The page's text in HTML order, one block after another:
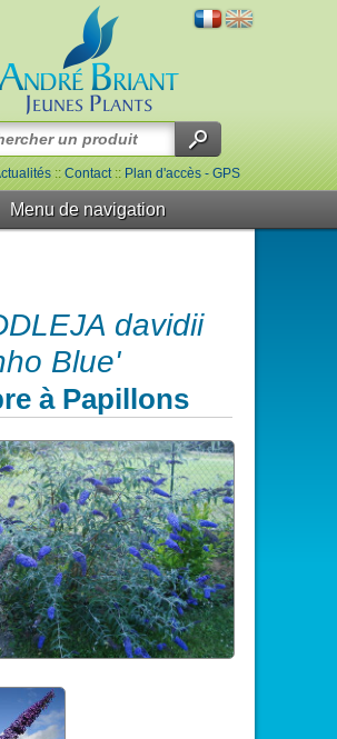
::Contact::Plan d'accès - GPS
Menu de navigation
davidii
Blue'
à Papillons